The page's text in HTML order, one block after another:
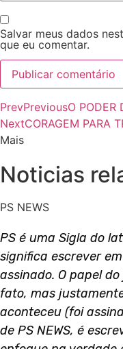
Salvar meus dados
que eu comentar.
PrevPreviousO PODER
NextCORAGEM PARA
Mais
Noticias
PS NEWS
PS é uma Sigla do
significa escrever
assinado. O papel
fato, mas
aconteceu (foi
de PS NEWS, é